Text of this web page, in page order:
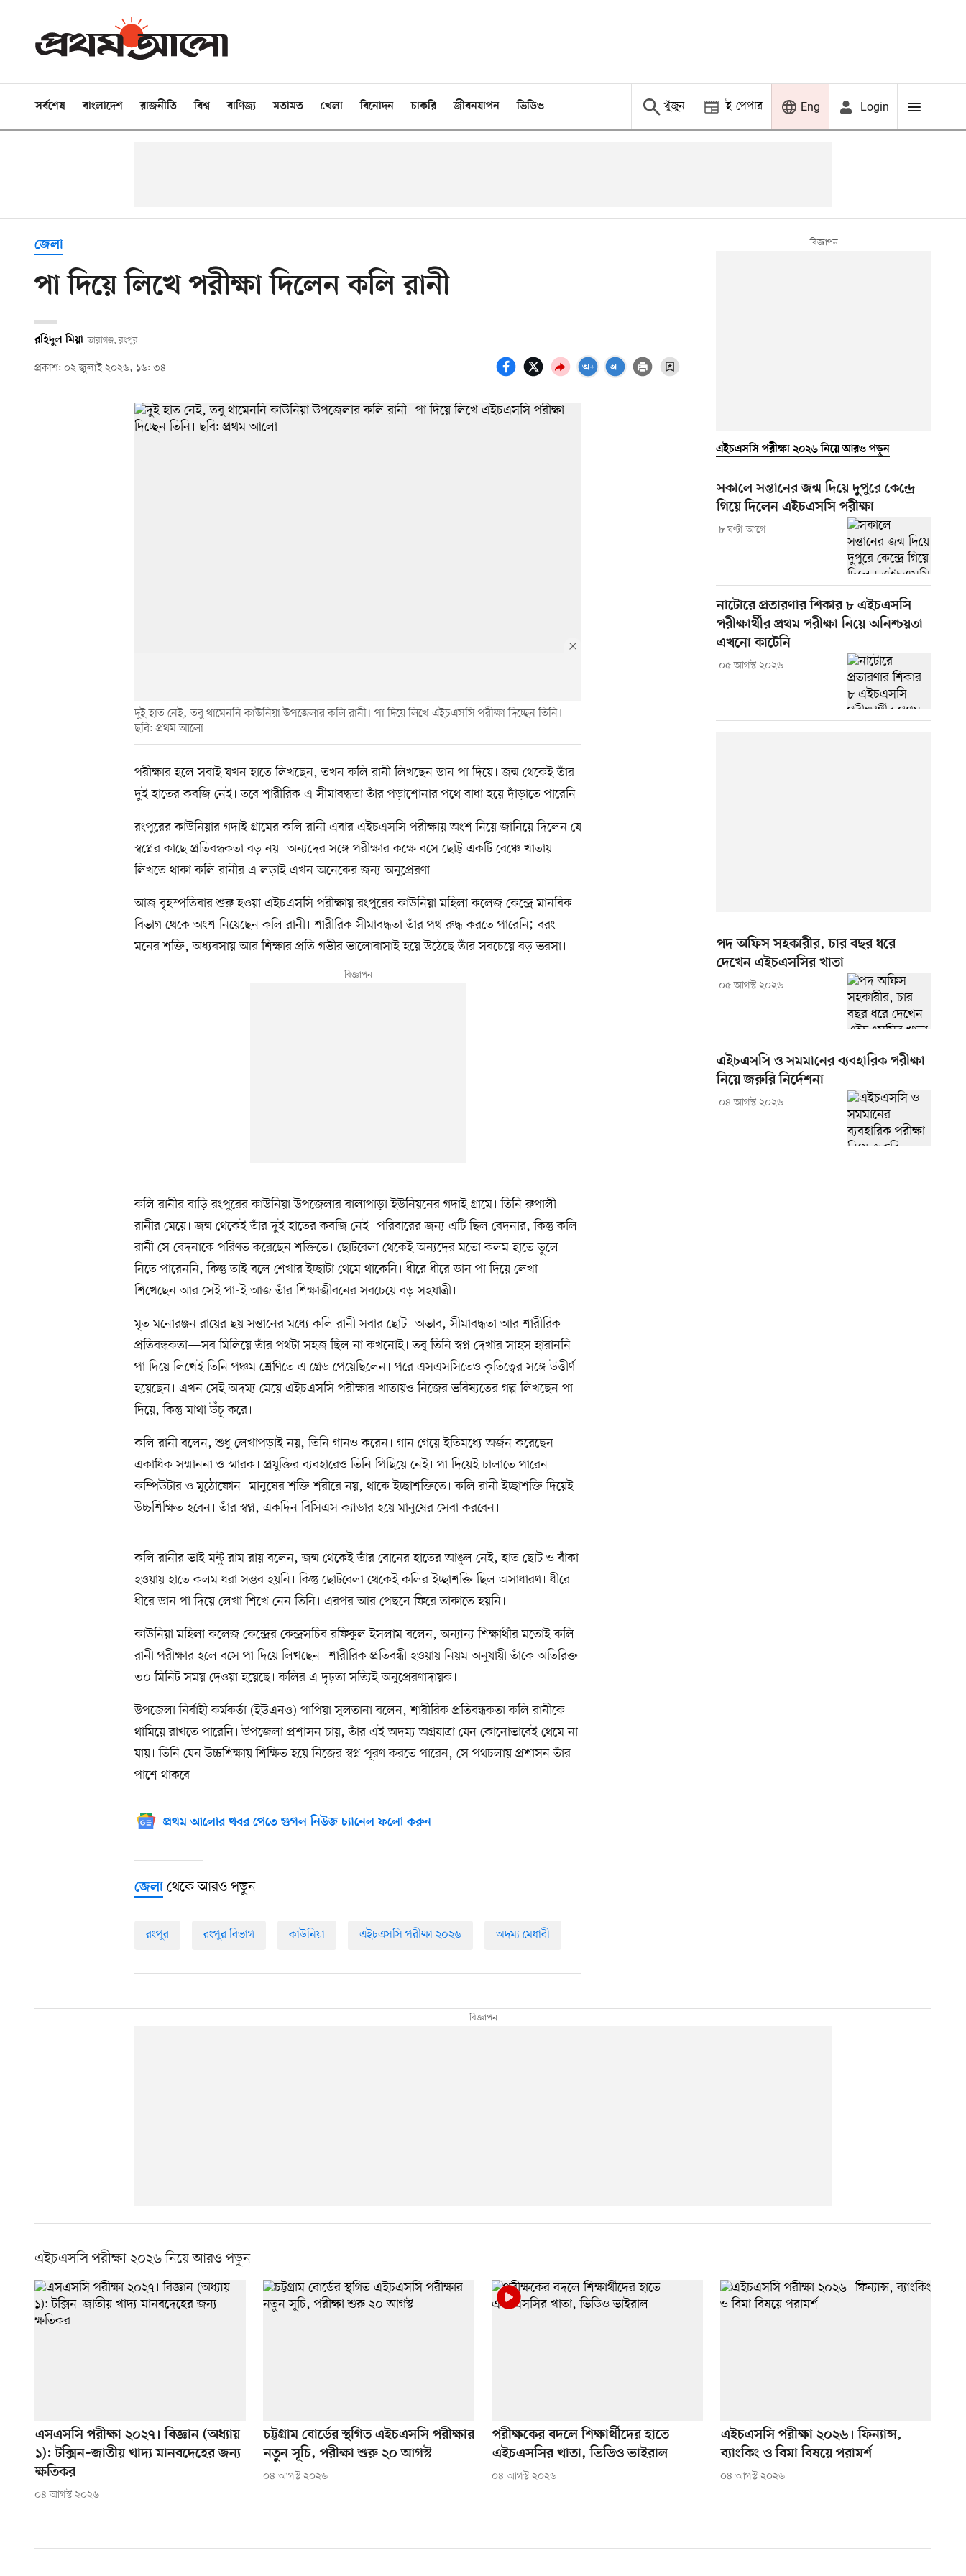
সর্বশেষ বাংলাদেশ রাজনীতি বিশ্ব বাণিজ্য মতামত খেলা বিনোদন চাকরি জীবনযাপন ভিডিও খুঁজুন ই-পেপার Eng Login
জেলা
পা দিয়ে লিখে পরীক্ষা দিলেন কলি রানী
রহিদুল মিয়া তারাগঞ্জ, রংপুর
প্রকাশ: ০২ জুলাই ২০২৬, ১৬: ৩৪
দুই হাত নেই, তবু থামেননি কাউনিয়া উপজেলার কলি রানী। পা দিয়ে লিখে এইচএসসি পরীক্ষা দিচ্ছেন তিনি।
ছবি: প্রথম আলো
পরীক্ষার হলে সবাই যখন হাতে লিখছেন, তখন কলি রানী লিখছেন ডান পা দিয়ে। জন্ম থেকেই তাঁর
দুই হাতের কবজি নেই। তবে শারীরিক এ সীমাবদ্ধতা তাঁর পড়াশোনার পথে বাধা হয়ে দাঁড়াতে পারেনি।
রংপুরের কাউনিয়ার গদাই গ্রামের কলি রানী এবার এইচএসসি পরীক্ষায় অংশ নিয়ে জানিয়ে দিলেন যে
স্বপ্নের কাছে প্রতিবন্ধকতা বড় নয়। অন্যদের সঙ্গে পরীক্ষার কক্ষে বসে ছোট্ট একটি বেঞ্চে খাতায়
লিখতে থাকা কলি রানীর এ লড়াই এখন অনেকের জন্য অনুপ্রেরণা।
আজ বৃহস্পতিবার শুরু হওয়া এইচএসসি পরীক্ষায় রংপুরের কাউনিয়া মহিলা কলেজ কেন্দ্রে মানবিক
বিভাগ থেকে অংশ নিয়েছেন কলি রানী। শারীরিক সীমাবদ্ধতা তাঁর পথ রুদ্ধ করতে পারেনি; বরং
মনের শক্তি, অধ্যবসায় আর শিক্ষার প্রতি গভীর ভালোবাসাই হয়ে উঠেছে তাঁর সবচেয়ে বড় ভরসা।
কলি রানীর বাড়ি রংপুরের কাউনিয়া উপজেলার বালাপাড়া ইউনিয়নের গদাই গ্রামে। তিনি রুপালী
রানীর মেয়ে। জন্ম থেকেই তাঁর দুই হাতের কবজি নেই। পরিবারের জন্য এটি ছিল বেদনার, কিন্তু কলি
রানী সে বেদনাকে পরিণত করেছেন শক্তিতে। ছোটবেলা থেকেই অন্যদের মতো কলম হাতে তুলে
নিতে পারেননি, কিন্তু তাই বলে শেখার ইচ্ছাটা থেমে থাকেনি। ধীরে ধীরে ডান পা দিয়ে লেখা
শিখেছেন আর সেই পা-ই আজ তাঁর শিক্ষাজীবনের সবচেয়ে বড় সহযাত্রী।
মৃত মনোরঞ্জন রায়ের ছয় সন্তানের মধ্যে কলি রানী সবার ছোট। অভাব, সীমাবদ্ধতা আর শারীরিক
প্রতিবন্ধকতা—সব মিলিয়ে তাঁর পথটা সহজ ছিল না কখনোই। তবু তিনি স্বপ্ন দেখার সাহস হারাননি।
পা দিয়ে লিখেই তিনি পঞ্চম শ্রেণিতে এ গ্রেড পেয়েছিলেন। পরে এসএসসিতেও কৃতিত্বের সঙ্গে উত্তীর্ণ
হয়েছেন। এখন সেই অদম্য মেয়ে এইচএসসি পরীক্ষার খাতায়ও নিজের ভবিষ্যতের গল্প লিখছেন পা
দিয়ে, কিন্তু মাথা উঁচু করে।
কলি রানী বলেন, শুধু লেখাপড়াই নয়, তিনি গানও করেন। গান গেয়ে ইতিমধ্যে অর্জন করেছেন
একাধিক সম্মাননা ও স্মারক। প্রযুক্তির ব্যবহারেও তিনি পিছিয়ে নেই। পা দিয়েই চালাতে পারেন
কম্পিউটার ও মুঠোফোন। মানুষের শক্তি শরীরে নয়, থাকে ইচ্ছাশক্তিতে। কলি রানী ইচ্ছাশক্তি দিয়েই
উচ্চশিক্ষিত হবেন। তাঁর স্বপ্ন, একদিন বিসিএস ক্যাডার হয়ে মানুষের সেবা করবেন।
কলি রানীর ভাই মন্টু রাম রায় বলেন, জন্ম থেকেই তাঁর বোনের হাতের আঙুল নেই, হাত ছোট ও বাঁকা
হওয়ায় হাতে কলম ধরা সম্ভব হয়নি। কিন্তু ছোটবেলা থেকেই কলির ইচ্ছাশক্তি ছিল অসাধারণ। ধীরে
ধীরে ডান পা দিয়ে লেখা শিখে নেন তিনি। এরপর আর পেছনে ফিরে তাকাতে হয়নি।
কাউনিয়া মহিলা কলেজ কেন্দ্রের কেন্দ্রসচিব রফিকুল ইসলাম বলেন, অন্যান্য শিক্ষার্থীর মতোই কলি
রানী পরীক্ষার হলে বসে পা দিয়ে লিখছেন। শারীরিক প্রতিবন্ধী হওয়ায় নিয়ম অনুযায়ী তাঁকে অতিরিক্ত
৩০ মিনিট সময় দেওয়া হয়েছে। কলির এ দৃঢ়তা সত্যিই অনুপ্রেরণাদায়ক।
উপজেলা নির্বাহী কর্মকর্তা (ইউএনও) পাপিয়া সুলতানা বলেন, শারীরিক প্রতিবন্ধকতা কলি রানীকে
থামিয়ে রাখতে পারেনি। উপজেলা প্রশাসন চায়, তাঁর এই অদম্য অগ্রযাত্রা যেন কোনোভাবেই থেমে না
যায়। তিনি যেন উচ্চশিক্ষায় শিক্ষিত হয়ে নিজের স্বপ্ন পূরণ করতে পারেন, সে পথচলায় প্রশাসন তাঁর
পাশে থাকবে।
প্রথম আলোর খবর পেতে গুগল নিউজ চ্যানেল ফলো করুন
জেলা থেকে আরও পড়ুন
রংপুর রংপুর বিভাগ কাউনিয়া এইচএসসি পরীক্ষা ২০২৬ অদম্য মেধাবী
এইচএসসি পরীক্ষা ২০২৬ নিয়ে আরও পড়ুন
সকালে সন্তানের জন্ম দিয়ে দুপুরে কেন্দ্রে
গিয়ে দিলেন এইচএসসি পরীক্ষা
৮ ঘণ্টা আগে
নাটোরে প্রতারণার শিকার ৮ এইচএসসি
পরীক্ষার্থীর প্রথম পরীক্ষা নিয়ে অনিশ্চয়তা
এখনো কাটেনি
০৫ আগস্ট ২০২৬
পদ অফিস সহকারীর, চার বছর ধরে
দেখেন এইচএসসির খাতা
০৫ আগস্ট ২০২৬
এইচএসসি ও সমমানের ব্যবহারিক পরীক্ষা
নিয়ে জরুরি নির্দেশনা
০৪ আগস্ট ২০২৬
এইচএসসি পরীক্ষা ২০২৬ নিয়ে আরও পড়ুন
এসএসসি পরীক্ষা ২০২৭। বিজ্ঞান (অধ্যায়
১): টক্সিন–জাতীয় খাদ্য মানবদেহের জন্য
ক্ষতিকর
০৪ আগস্ট ২০২৬
চট্টগ্রাম বোর্ডের স্থগিত এইচএসসি পরীক্ষার
নতুন সূচি, পরীক্ষা শুরু ২০ আগস্ট
০৪ আগস্ট ২০২৬
পরীক্ষকের বদলে শিক্ষার্থীদের হাতে
এইচএসসির খাতা, ভিডিও ভাইরাল
০৪ আগস্ট ২০২৬
এইচএসসি পরীক্ষা ২০২৬। ফিন্যান্স,
ব্যাংকিং ও বিমা বিষয়ে পরামর্শ
০৪ আগস্ট ২০২৬